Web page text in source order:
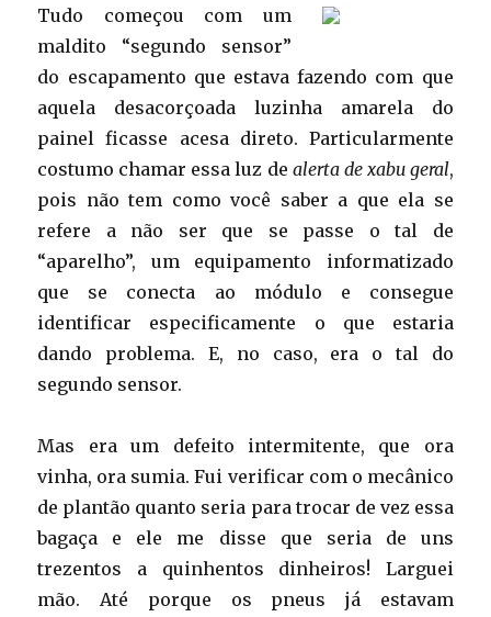
Tudo começou com um
maldito “segundo sensor”
do escapamento que estava fazendo com que
aquela desacorçoada luzinha amarela do
painel ficasse acesa direto. Particularmente
costumo chamar essa luz de alerta de xabu geral,
pois não tem como você saber a que ela se
refere a não ser que se passe o tal de
“aparelho”, um equipamento informatizado
que se conecta ao módulo e consegue
identificar especificamente o que estaria
dando problema. E, no caso, era o tal do
segundo sensor.
Mas era um defeito intermitente, que ora
vinha, ora sumia. Fui verificar com o mecânico
de plantão quanto seria para trocar de vez essa
bagaça e ele me disse que seria de uns
trezentos a quinhentos dinheiros! Larguei
mão. Até porque os pneus já estavam